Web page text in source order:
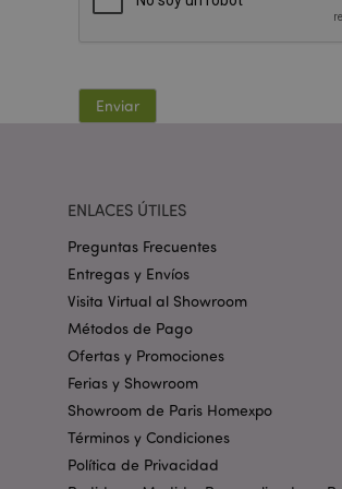
Enviar
ENLACES ÚTILES
Preguntas Frecuentes
Entregas y Envíos
Visita Virtual al Showroom
Métodos de Pago
Ofertas y Promociones
Ferias y Showroom
Showroom de Paris Homexpo
Términos y Condiciones
Política de Privacidad